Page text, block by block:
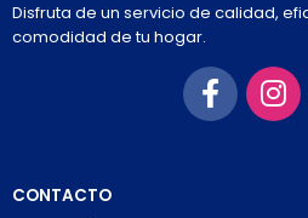
Disfruta de un servicio de calidad,
comodidad de tu hogar.
CONTACTO